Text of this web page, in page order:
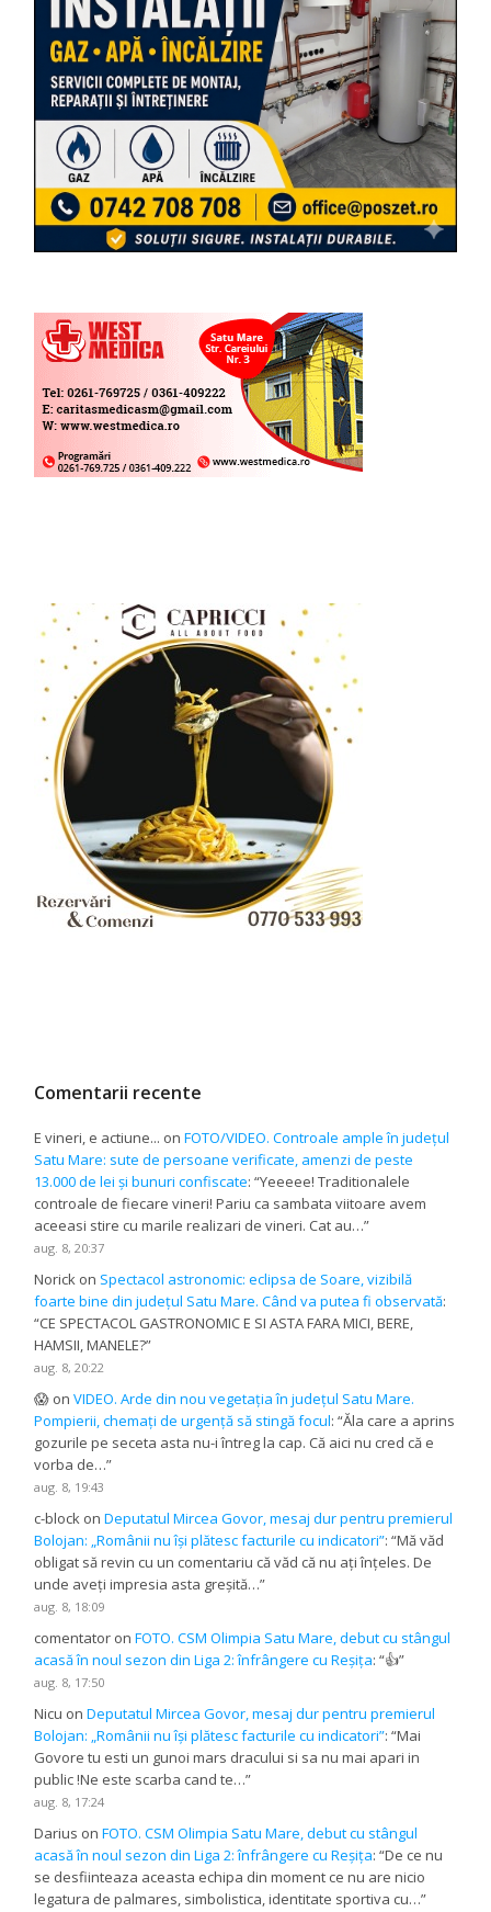
Comentarii recente
E vineri, e actiune... onFOTO/VIDEO. Controale ample în județul
Satu Mare: sute de persoane verificate, amenzi de peste
13.000 de lei și bunuri confiscate: “Yeeeee! Traditionalele
controale de fiecare vineri! Pariu ca sambata viitoare avem
aceeasi stire cu marile realizari de vineri. Cat au…”
aug. 8, 20:37
Norick on Spectacol astronomic: eclipsa de Soare, vizibilă
foarte bine din județul Satu Mare. Când va putea fi observată:
“CE SPECTACOL GASTRONOMIC E SI ASTA FARA MICI, BERE,
HAMSII, MANELE?”
aug. 8, 20:22
😱 onVIDEO. Arde din nou vegetația în județul Satu Mare.
Pompierii, chemați de urgență să stingă focul: “Ăla care a aprins
gozurile pe seceta asta nu-i întreg la cap. Că aici nu cred că e
vorba de…”
aug. 8, 19:43
c-block onDeputatul Mircea Govor, mesaj dur pentru premierul
Bolojan: „Românii nu își plătesc facturile cu indicatori”: “Mă văd
obligat să revin cu un comentariu că văd că nu ați înțeles. De
unde aveți impresia asta greșită…”
aug. 8, 18:09
comentator onFOTO. CSM Olimpia Satu Mare, debut cu stângul
acasă în noul sezon din Liga 2: înfrângere cu Reșița: “👍”
aug. 8, 17:50
Nicu onDeputatul Mircea Govor, mesaj dur pentru premierul
Bolojan: „Românii nu își plătesc facturile cu indicatori”: “Mai
Govore tu esti un gunoi mars dracului si sa nu mai apari in
public !Ne este scarba cand te…”
aug. 8, 17:24
Darius onFOTO. CSM Olimpia Satu Mare, debut cu stângul
acasă în noul sezon din Liga 2: înfrângere cu Reșița: “De ce nu
se desfiinteaza aceasta echipa din moment ce nu are nicio
legatura de palmares, simbolistica, identitate sportiva cu…”